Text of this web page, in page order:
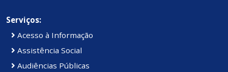
Serviços:
Acesso à Informação
Assistência Social
Audiências Públicas